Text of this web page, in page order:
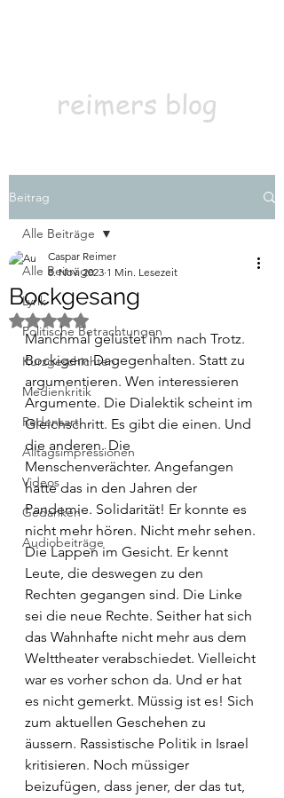
reimers blog
Beitrag
Alle Beiträge
Lyrik
Politische Betrachtungen
Kurzgeschichten
Medienkritik
Redensart
Alltagsimpressionen
Videos
Gedanken
Audiobeiträge
Alle Beiträge
Bockgesang
Caspar Reimer
8. Nov. 2023 1 Min. Lesezeit
Mit NaN von 5 Sternen bewertet.
Manchmal gelüstet ihm nach Trotz.
Bockigem Dagegenhalten. Statt zu
argumentieren. Wen interessieren
Argumente. Die Dialektik scheint im
Gleichschritt. Es gibt die einen. Und
die anderen. Die
Menschenverächter. Angefangen
hatte das in den Jahren der
Pandemie. Solidarität! Er konnte es
nicht mehr hören. Nicht mehr sehen.
Die Lappen im Gesicht. Er kennt
Leute, die deswegen zu den
Rechten gegangen sind. Die Linke
sei die neue Rechte. Seither hat sich
das Wahnhafte nicht mehr aus dem
Welttheater verabschiedet. Vielleicht
war es vorher schon da. Und er hat
es nicht gemerkt. Müssig ist es! Sich
zum aktuellen Geschehen zu
äussern. Rassistische Politik in Israel
kritisieren. Noch müssiger
beizufügen, dass jener, der das tut,